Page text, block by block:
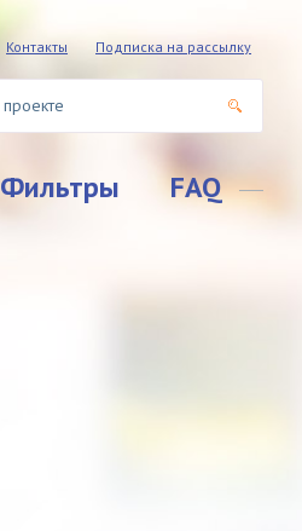
Контакты Подписка на рассылку
Фильтры FAQ